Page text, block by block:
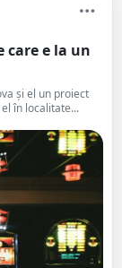
care e la un
și el un proiect
în localitate...